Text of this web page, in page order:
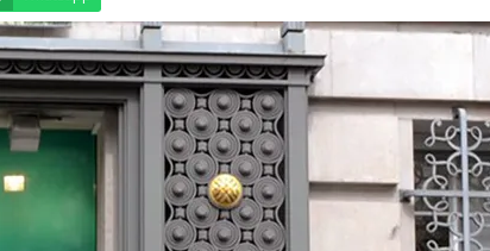
Bluesky Whatsapp